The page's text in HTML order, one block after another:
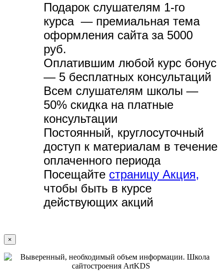
Подарок слушателям 1-го
курса — премиальная тема
оформления сайта за 5000
руб.
Оплатившим любой курс бонус
— 5 бесплатных консультаций
Всем слушателям школы —
50% скидка на платные
консультации
Постоянный, круглосуточный
доступ к материалам в течение
оплаченного периода
Посещайте страницу Акция,
чтобы быть в курсе
действующих акций
×